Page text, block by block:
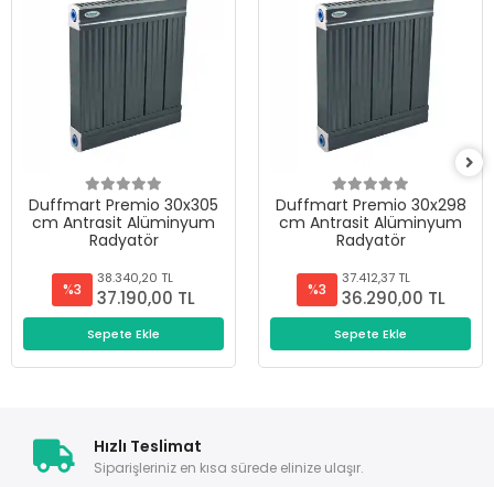
Duffmart Premio 30x305
cm Antrasit Alüminyum
Radyatör
%3
38.340,20 TL
37.190,00 TL
Sepete Ekle
Duffmart Premio 30x298
cm Antrasit Alüminyum
Radyatör
%3
37.412,37 TL
36.290,00 TL
Sepete Ekle
Hızlı Teslimat
Siparişleriniz en kısa sürede elinize ulaşır.